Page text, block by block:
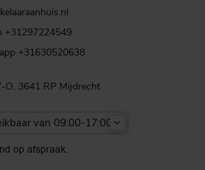
+31297224549
+31630520638
O, 3641 RP Mijdrecht
van 09:00-17:00u
op afspraak.